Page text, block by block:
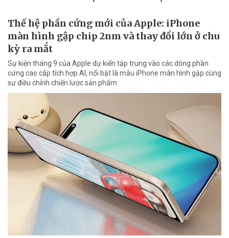
Thế hệ phần cứng mới của Apple: iPhone
màn hình gập chip 2nm và thay đổi lớn ở chu
kỳ ra mắt
Sự kiện tháng 9 của Apple dự kiến tập trung vào các dòng phần
cứng cao cấp tích hợp AI, nổi bật là mẫu iPhone màn hình gập cùng
sự điều chỉnh chiến lược sản phẩm.